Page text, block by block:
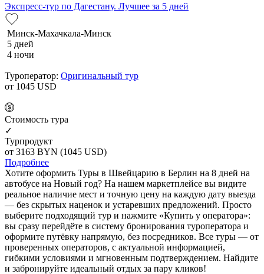
Экспресс-тур по Дагестану. Лучшее за 5 дней
Минск-Махачкала-Минск
5 дней
4 ночи
Туроператор: Оригинальный тур
от 1045 USD
Cтоимость тура
✓
Турпродукт
от 3163 BYN (1045 USD)
Подробнее
Хотите оформить Туры в Швейцарию в Берлин на 8 дней на
автобусе на Новый год? На нашем маркетплейсе вы видите
реальное наличие мест и точную цену на каждую дату выезда
— без скрытых наценок и устаревших предложений. Просто
выберите подходящий тур и нажмите «Купить у оператора»:
вы сразу перейдёте в систему бронирования туроператора и
оформите путёвку напрямую, без посредников. Все туры — от
проверенных операторов, с актуальной информацией,
гибкими условиями и мгновенным подтверждением. Найдите
и забронируйте идеальный отдых за пару кликов!